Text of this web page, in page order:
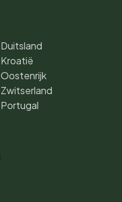
Duitsland
Kroatië
Oostenrijk
Zwitserland
Portugal